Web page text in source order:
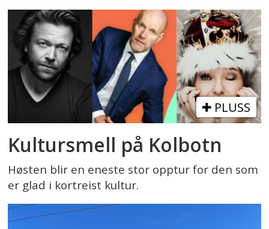
PLUSS
Kultursmell på Kolbotn
Høsten blir en eneste stor opptur for den som
er glad i kortreist kultur.